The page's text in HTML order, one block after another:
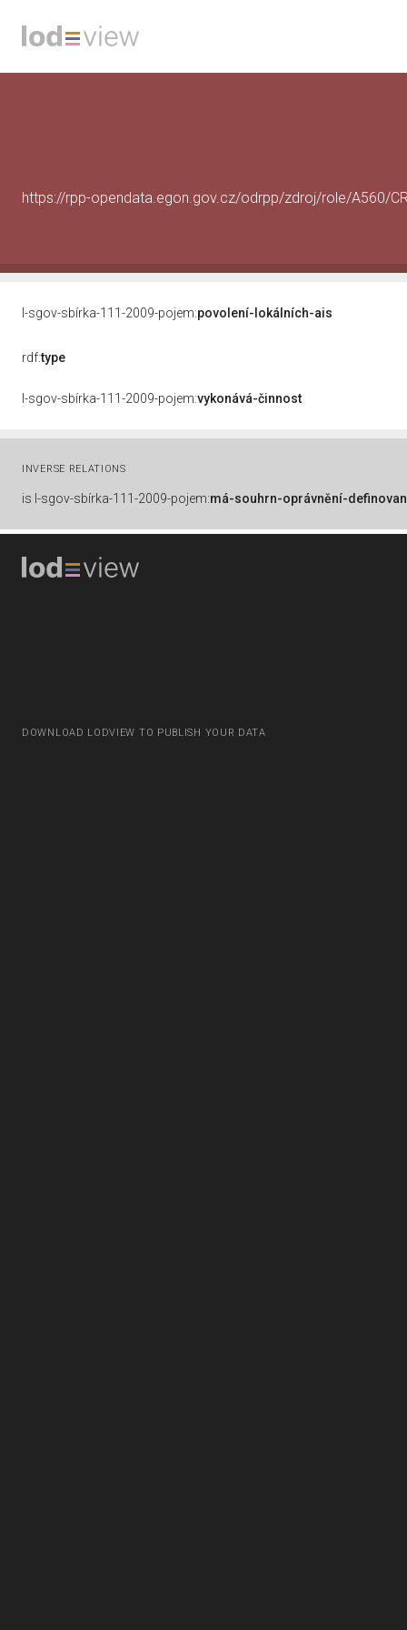
https://rpp-opendata.egon.gov.cz/odrpp/zdroj/role/A560/
l-sgov-sbírka-111-2009-pojem:povolení-lokálních-ais
rdf:type
l-sgov-sbírka-111-2009-pojem:vykonává-činnost
INVERSE RELATIONS
is l-sgov-sbírka-111-2009-pojem:má-souhrn-oprávnění-
DOWNLOAD LODVIEW TO PUBLISH YOUR DATA